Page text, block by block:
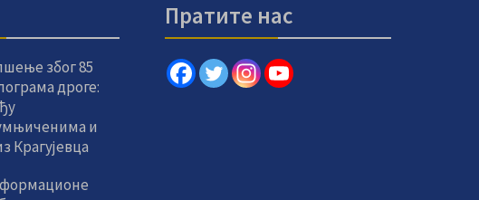
због 85
дроге:
и
Крагујевца
Пратите нас